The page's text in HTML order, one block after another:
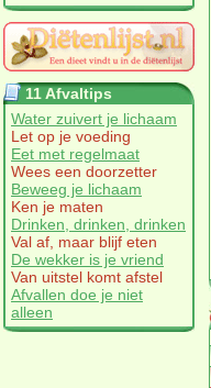
11 Afvaltips
Water zuivert je lichaam
Let op je voeding
Eet met regelmaat
Wees een doorzetter
Beweeg je lichaam
Ken je maten
Drinken, drinken, drinken
Val af, maar blijf eten
De wekker is je vriend
Van uitstel komt afstel
Afvallen doe je niet
alleen